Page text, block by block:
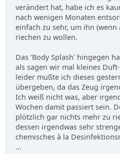
verändert hat, habe ich es
nach wenigen Monaten
einfach zu sehr, um ihn
riechen zu wollen.
Das 'Body Splash' hingegen
als sagen wir mal kleines
leider mußte ich dieses
übergeben, da das Zeug
Ich weiß nicht was, aber
Wochen damit passiert sein.
plötzlich gar nichts mehr zu
dessen irgendwas sehr
chemisches à la
...